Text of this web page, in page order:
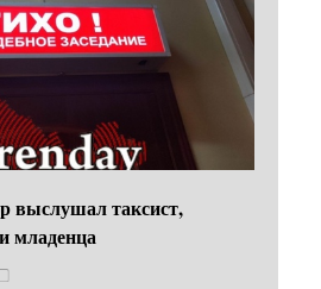
выслушал таксист,
младенца